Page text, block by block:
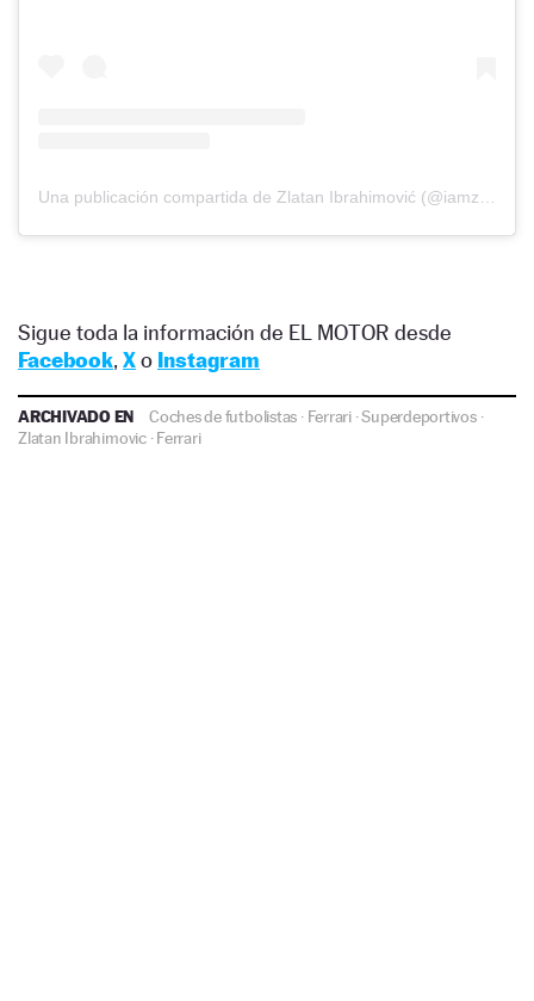
Sigue toda la información de EL MOTOR desde
Facebook, Xo Instagram
ARCHIVADO EN Coches de futbolistas · Ferrari·Superdeportivos·
Zlatan Ibrahimovic·Ferrari